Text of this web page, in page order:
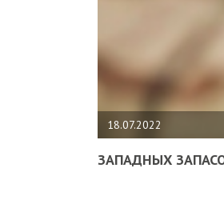
18.07.2022
ЗАПАДНЫХ